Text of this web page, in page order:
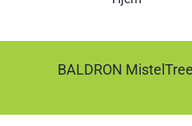
BALDRON